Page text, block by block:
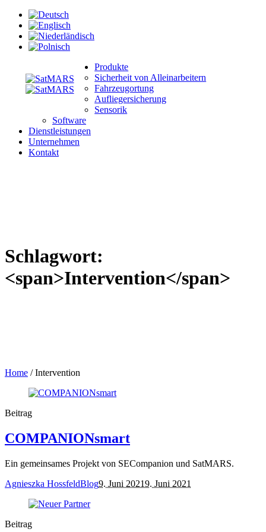
Produkte
Sicherheit von Alleinarbeitern
Fahrzeugortung
Aufliegersicherung
Sensorik
Software
Dienstleistungen
Unternehmen
Kontakt
Schlagwort:
<span>Intervention</span>
Home /Intervention
Beitrag
COMPANIONsmart
Ein gemeinsames Projekt von SECompanion und SatMARS.
Agnieszka HossfeldBlog9. Juni 20219. Juni 2021
Beitrag